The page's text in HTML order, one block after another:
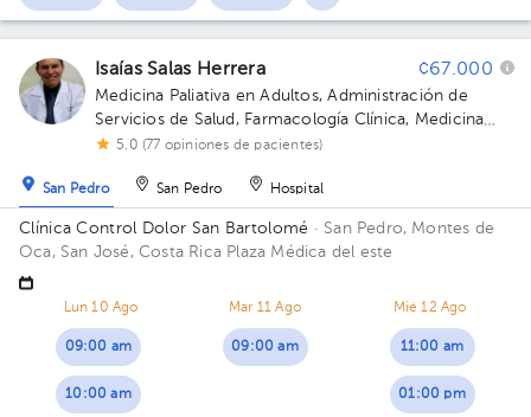
Isaías Salas Herrera ¢67.000
Medicina Paliativa en Adultos,Administración de
Servicios de Salud , Farmacología Clínica, Medicina
del dolor
5.0 (77 opiniones de pacientes)
San Pedro San Pedro Hospital
Clínica Control Dolor San Bartolomé · San Pedro, Montes de
Oca, San José, Costa Rica Plaza Médica del este
Lun 10 Ago
09:00 am
10:00 am
Mar 11 Ago
09:00 am
Mié 12 Ago
11:00 am
01:00 pm